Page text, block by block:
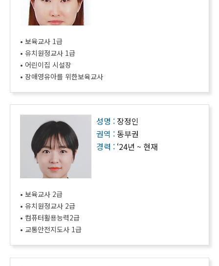
• 보육교사 1급
• 유치원정교사 1급
• 어린이집 시설장
• 장애영유아를 위한보육교사
성명 : 장정인
권역 : 동부권
경력 : ‘24년 ~ 현재
• 보육교사 2급
• 유치원정교사 2급
• 컴퓨터활용능력2급
• 교통안전지도사 1급